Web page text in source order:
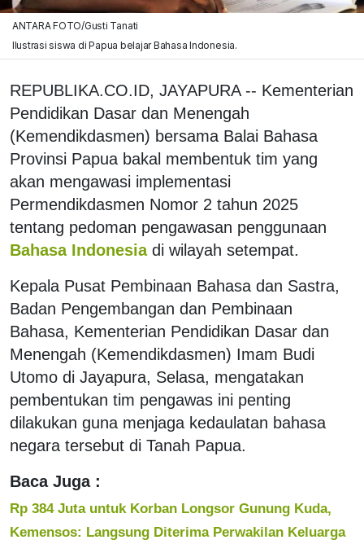
ANTARA FOTO/Gusti Tanati
Ilustrasi siswa di Papua belajar Bahasa Indonesia.
REPUBLIKA.CO.ID, JAYAPURA -- Kementerian
Pendidikan Dasar dan Menengah
(Kemendikdasmen) bersama Balai Bahasa
Provinsi Papua bakal membentuk tim yang
akan mengawasi implementasi
Permendikdasmen Nomor 2 tahun 2025
tentang pedoman pengawasan penggunaan
Bahasa Indonesia di wilayah setempat.
Kepala Pusat Pembinaan Bahasa dan Sastra,
Badan Pengembangan dan Pembinaan
Bahasa, Kementerian Pendidikan Dasar dan
Menengah (Kemendikdasmen) Imam Budi
Utomo di Jayapura, Selasa, mengatakan
pembentukan tim pengawas ini penting
dilakukan guna menjaga kedaulatan bahasa
negara tersebut di Tanah Papua.
Baca Juga :
Rp 384 Juta untuk Korban Longsor Gunung Kuda,
Kemensos: Langsung Diterima Perwakilan Keluarga